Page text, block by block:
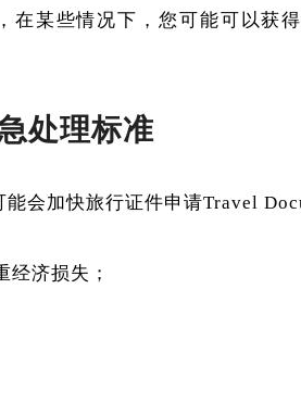
在某些情况下，您可能可以获
处理标准
能会加快旅行证件申请Travel
经济损失；